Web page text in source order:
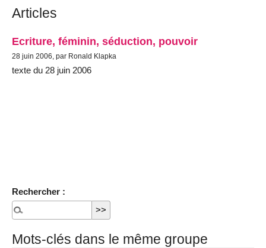
Articles
Ecriture, féminin, séduction, pouvoir
28 juin 2006, par Ronald Klapka
texte du 28 juin 2006
Rechercher :
Mots-clés dans le même groupe